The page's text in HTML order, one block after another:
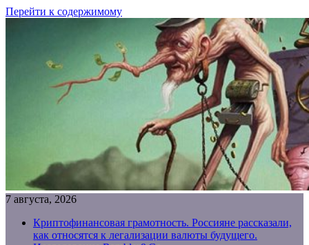
Перейти к содержимому
7 августа, 2026
Криптофинансовая грамотность. Россияне рассказали,
как относятся к легализации валюты будущего.